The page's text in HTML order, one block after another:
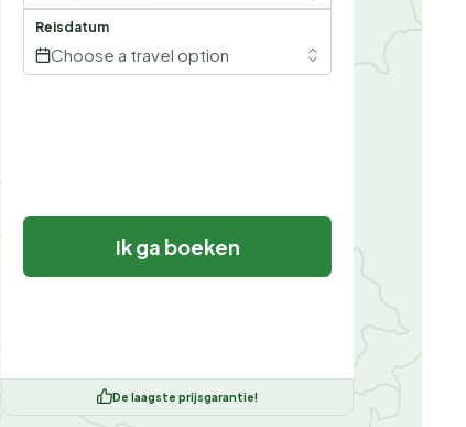
Reisdatum
Choose a travel option
Ik ga boeken
De laagste prijsgarantie!